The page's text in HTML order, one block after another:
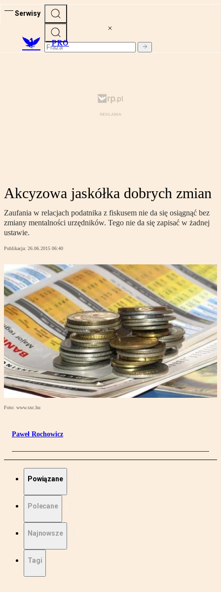
Serwisy
PRO
Akcyzowa jaskółka dobrych zmian
Zaufania w relacjach podatnika z fiskusem nie da się osiągnąć bez
zmiany mentalności urzędników. Tego nie da się zapisać w żadnej
ustawie.
Publikacja: 26.06.2015 06:40
Foto: www.sxc.hu
Paweł Rochowicz
Powiązane
Polecane
Najnowsze
Tagi